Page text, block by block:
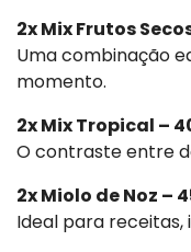
2x Mix Frutos
Uma combinação
momento.
2x Mix Tropical –
O contraste entre
2x Miolo de Noz –
Ideal para